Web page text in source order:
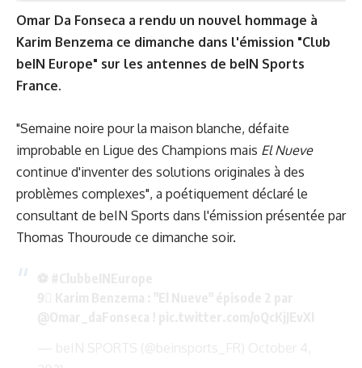
Omar Da Fonseca a rendu un nouvel hommage à
Karim Benzema ce dimanche dans l'émission "Club
beIN Europe" sur les antennes de beIN Sports
France.
"Semaine noire pour la maison blanche, défaite
improbable en Ligue des Champions mais El Nueve
continue d'inventer des solutions originales à des
problèmes complexes", a poétiquement déclaré le
consultant de beIN Sports dans l'émission présentée par
Thomas Thouroude ce dimanche soir.